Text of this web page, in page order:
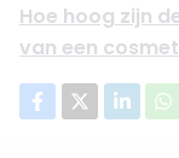
Hoe hoog zijn
van een